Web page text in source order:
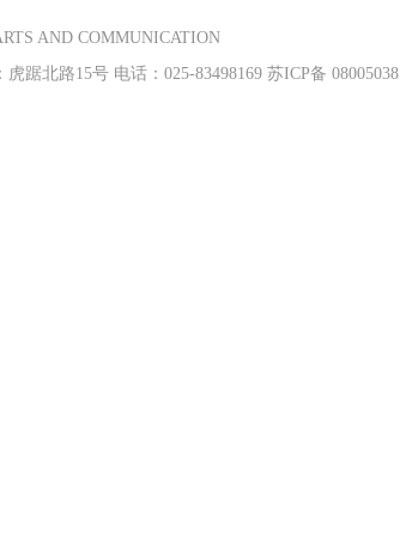
AND COMMUNICATION
踞北路15号 电话：025-83498169 苏ICP备 08005038